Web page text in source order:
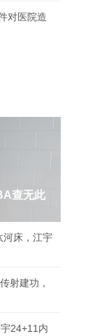
对医院造
查无此
河床，江宇
射建功，
24+11内